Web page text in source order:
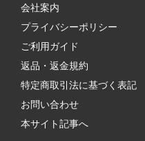
会社案内
プライバシーポリシー
ご利用ガイド
返品・返金規約
特定商取引法に基づく表記
お問い合わせ
本サイト記事へ